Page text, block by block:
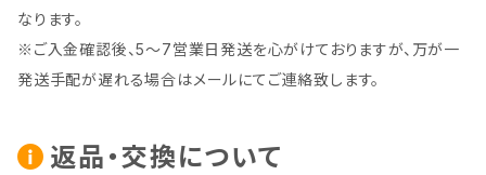
なります。
※ご入金確認後、5～7営業日発送を心がけておりますが、万が一
発送手配が遅れる場合はメールにてご連絡致します。
返品・交換について